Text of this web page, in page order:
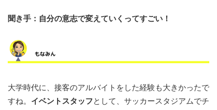
聞き手：自分の意志で変えていくってすごい！
大学時代に、接客のアルバイトをした経験も大きかったで
すね。 イベントスタッフとして、サッカースタジアムでチ